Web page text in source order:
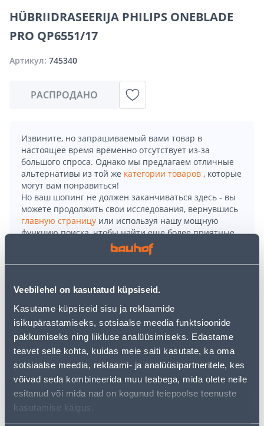
Veebilehel on kasutatud küpsiseid.
Kasutame küpsiseid sisu ja reklaamide
isikupärastamiseks, sotsiaalse meedia funktsioonide
pakkumiseks ning liikluse analüüsimiseks. Edastame
teavet selle kohta, kuidas meie saiti kasutate, ka oma
sotsiaalse meedia, reklaami- ja analüüsipartneritele, kes
võivad seda kombineerida muu teabega, mida olete neile
esitanud või mida nad on kogunud teiepoolse teenuste
kasutamise käigus.
HÜBRIIDRASEERIJA PHILIPS ONEBLADE
PRO QP6551/17
Артикул: 745340
РАСПРОДАНО
Извините, но запрашиваемый вами товар в
настоящее время временно отсутствует из-за
большого спроса. Однако мы предлагаем отличные
альтернативы из той же категории товаров , которые
могут вам понравиться!
Но ваш шопинг не должен заканчиваться здесь - вы
можете продолжить свои исследования, вернувшись
главную страницу или используя нашу мощную
функцию поиска, чтобы найти еще более приятные
варианты. Удачных покупок!
kehakarvade trimmimiseks.
• Varustatud 14 pikkuse täpsuskammi ja 360-teraga
näo lõikuriga, pakub see mugavat märg- ja
kuivkasutust.
• Tööaeg on kuni 120 minutit ning laadimisaeg 1 tund
(Li-Ion aku).
• 14-päevane tagastusõigus